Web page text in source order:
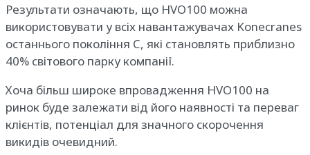
Результати означають, що HVO100 можна
використовувати у всіх навантажувачах Konecranes
останнього покоління C, які становлять приблизно
40% світового парку компанії.
Хоча більш широке впровадження HVO100 на
ринок буде залежати від його наявності та переваг
клієнтів, потенціал для значного скорочення
викидів очевидний.